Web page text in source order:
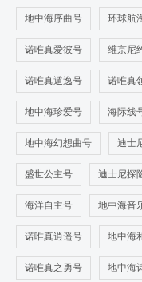
地中海序曲号 环球航
诺唯真爱彼号 维京尼
诺唯真遁逸号 诺唯真
地中海珍爱号 海际线
地中海幻想曲号 迪士
盛世公主号 迪士尼探
海洋自主号 地中海音
诺唯真逍遥号 地中海
诺唯真之勇号 地中海